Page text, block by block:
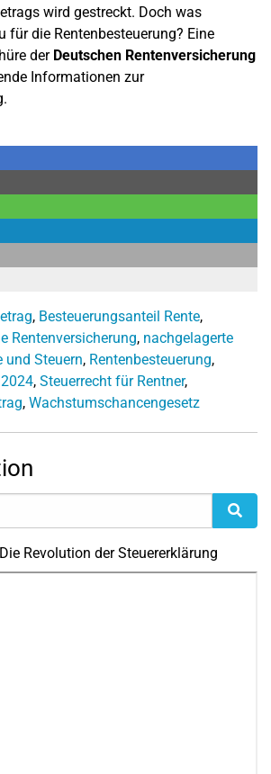
wird gestreckt. Doch was
für die Rentenbesteuerung? Eine
der Deutschen Rentenversicherung
Informationen zur
, Besteuerungsanteil Rente,
Rentenversicherung, nachgelagerte
und Steuern, Rentenbesteuerung,
, Steuerrecht für Rentner,
, Wachstumschancengesetz
Revolution der Steuererklärung